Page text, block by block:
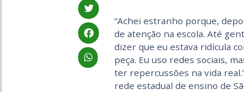
“Achei estranho porque,
de atenção na escola. Até
dizer que eu estava ridícula
peça. Eu uso redes sociais,
ter repercussões na vida
rede estadual de ensino de